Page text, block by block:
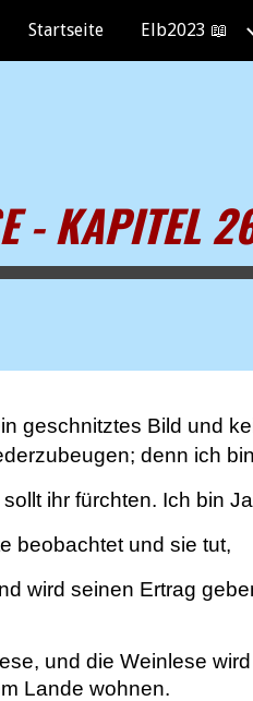
Skip to
Startseite Elb2023 📖
- KAPITEL
geschnitztes Bild und
denn ich
ihr fürchten. Ich bin
beobachtet und sie tut,
wird seinen Ertrag
und die Weinlese
Lande wohnen.